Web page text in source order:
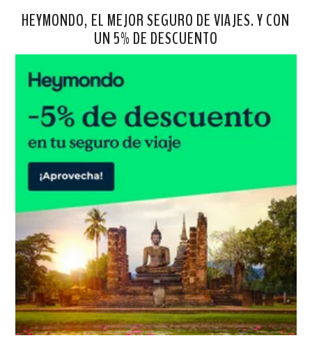
HEYMONDO, EL MEJOR SEGURO DE VIAJES. Y CON
UN 5% DE DESCUENTO